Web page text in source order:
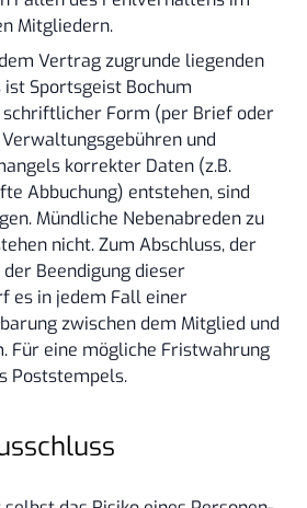
Mitgliedern.
Vertrag zugrunde liegenden
Sportsgeist Bochum
Form (per Brief oder
und
korrekter Daten (z.B.
Abbuchung) entstehen, sind
Mündliche Nebenabreden zu
nicht. Zum Abschluss, der
Beendigung dieser
es in jedem Fall einer
zwischen dem Mitglied und
Für eine mögliche Fristwahrung
Poststempels.